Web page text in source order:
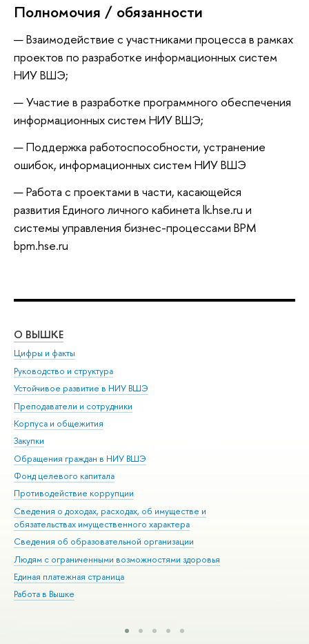
Полномочия / обязанности
Взаимодействие с участниками процесса в рамках
проектов по разработке информационных систем
НИУ ВШЭ;
Участие в разработке программного обеспечения
информационных систем НИУ ВШЭ;
Поддержка работоспособности, устранение
ошибок, информационных систем НИУ ВШЭ
Работа с проектами в части, касающейся
развития Единого личного кабинета lk.hse.ru и
системы управления бизнес-процессами BPM
bpm.hse.ru
О ВЫШКЕ
Цифры и факты
Руководство и структура
Устойчивое развитие в НИУ ВШЭ
Преподаватели и сотрудники
Корпуса и общежития
Закупки
Обращения граждан в НИУ ВШЭ
Фонд целевого капитала
Противодействие коррупции
Сведения о доходах, расходах, об имуществе и
обязательствах имущественного характера
Сведения об образовательной организации
Людям с ограниченными возможностями здоровья
Единая платежная страница
Работа в Вышке